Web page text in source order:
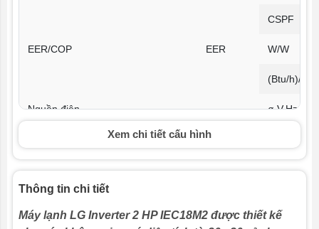
CSPF
EER/COP EER W/W
(Btu/h)/W
Nguồn điện ø,V,Hz
Điện năng tối thiểu
Làm lạnh W
Cường độ dòng điện
Xem chi tiết cấu hình
Thông tin chi tiết
Máy lạnh LG Inverter 2 HP IEC18M2 được thiết kế